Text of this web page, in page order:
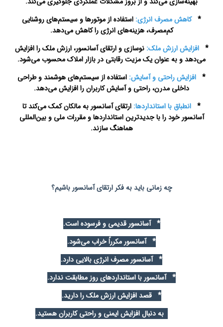
* کاهش مصرف انرژی: استفاده از موتورها و سیستم‌های روشنایی
کم‌مصرف، هزینه‌های انرژی را کاهش می‌دهد.
* افزایش ارزش ملک:نوسازی و ارتقای آسانسور، ارزش ملک را افزایش
می‌دهد و به عنوان یک مزیت رقابتی در بازار املاک محسوب می‌شود.
* افزایش راحتی و آسایش: استفاده از سیستم‌های هوشمند و طراحی
داخلی مدرن، راحتی و آسایش کاربران را افزایش می‌دهد.
* انطباق با استانداردها: ارتقای آسانسور به مالکان کمک می‌کند تا
آسانسور خود را با جدیدترین استانداردها و مقررات ملی و بین‌المللی
هماهنگ سازند.
چه زمانی باید به فکر ارتقای آسانسور باشیم؟
* آسانسور قدیمی و فرسوده است.
* آسانسور مکرراً خراب می‌شود.
* آسانسور مصرف انرژی بالایی دارد.
* آسانسور با استانداردهای روز مطابقت ندارد.
* قصد افزایش ارزش ملک را دارید.
به دنبال افزایش ایمنی و راحتی کاربران هستید.